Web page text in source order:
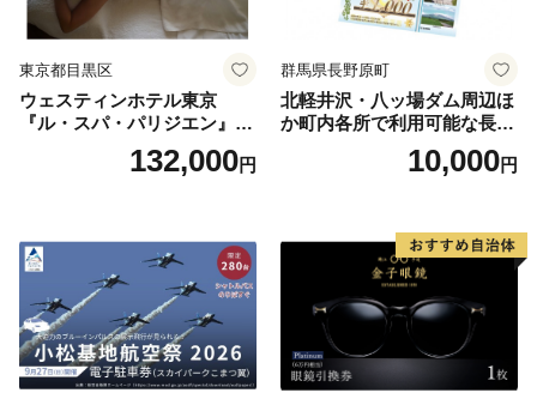
東京都目黒区
ウェスティンホテル東京
『ル・スパ・パリジエン』選
べるボディセラピー90分/1名
132,000円
群馬県長野原町
北軽井沢・八ッ場ダム周辺ほ
か町内各所で利用可能な長野
原町ふるさと感謝券（3,000
円分）【トラベル 観光 旅行
10,000円